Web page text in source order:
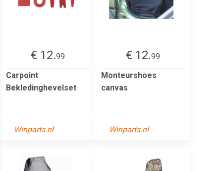
€ 12.99
Carpoint
Bekledinghevelset
Winparts.nl
€ 12.99
Monteurshoes
canvas
Winparts.nl